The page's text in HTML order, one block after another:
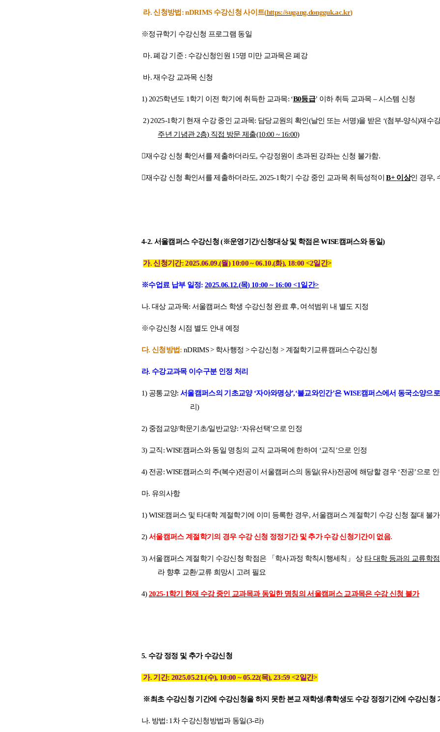
라.신청방법 :nDRIMS 수강신청 사이트(https://sugang.dongguk.ac.kr)
※정규학기 수강신청 프로그램 동일
마.폐강 기준 : 수강신청인원 15명 미만 교과목은 폐강
바.재수강 교과목 신청
1) 2025학년도 1학기 이전 학기에 취득한 교과목: ‘B0등급’ 이하 취득 교과목–시스템 신청
2) 2025-1학기 현재 수강 중인 교과목: 담당교원의 확인 (날인 또는 서명)을 받은 ‘(첨부-양식)재수
주년 기념관 2층) 직접 방문 제출(10:00 ~ 16:00)
재수강 신청 확인서를 제출하더라도, 수강정원이 초과된 강좌는 신청 불가함.
재수강 신청 확인서를 제출하더라도, 2025-1학기 수강 중인 교과목 취득성적이B+ 이상인 경우,
4-2. 서울캠퍼스 수강신청(※운영기간/신청대상 및 학점은WISE캠퍼스와 동일)
가.신청기간:2025.06.09.(월) 10:00 ~ 06.10.(화), 18:00 <2일간>
※수업료 납부 일정:2025.06.12.(목) 10:00 ~ 16:00 <1일간>
나.대상 교과목: 서울캠퍼스 학생 수강신청 완료 후, 여석범위 내 별도 지정
※수강신청 시점 별도 안내 예정
다.신청방법:nDRIMS > 학사행정 >수강신청> 계절학기교류캠퍼스수강신청
라. 수강교과목 이수구분 인정 처리
1) 공통교양:서울캠퍼스의 기초교양‘자아와명상’,‘불교와인간’은WISE캠퍼스에서 동국소양으
리)
2) 중점교양/학문기초/일반교양: ‘자유선택’으로 인정
3) 교직: WISE캠퍼스와 동일 명칭의 교직 교과목에 한하여 ‘교직’으로 인정
4) 전공: WISE캠퍼스의 주(복수)전공이 서울캠퍼스의 동일(유사)전공에 해당할 경우 ‘전공’으로
마. 유의사항
1) WISE캠퍼스 및 타대학 계절학기에 이미 등록한 경우,서울캠퍼스 계절학기 수강 신청 절대 불가
2)서울캠퍼스 계절학기의 경우 수강 신청 정정기간 및 추가 수강 신청기간이 없음.
3)서울캠퍼스 계절학기 수강신청 학점은 「 학사과정 학칙시행세칙 」상 타 대학 등과의 교류학
라 향후 교환/교류 희망시 고려 필요
4)2025-1학기 현재 수강 중인 교과목과 동일한 명칭의 서울캠퍼스 교과목은 수강 신청 불가
5. 수강 정정 및 추가 수강신청
가. 기간: 2025.05.21.(수), 10:00 ~ 05.22(목), 23:59 <2일간>
※최초 수강신청 기간에 수강신청을 하지 못한 본교 재학생/휴학생도 수강 정정기간에 수강신청
나. 방법: 1차 수강신청방법과 동일(3-라)